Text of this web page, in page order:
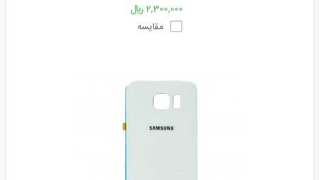
2,300,000 ﷼
مقایسه